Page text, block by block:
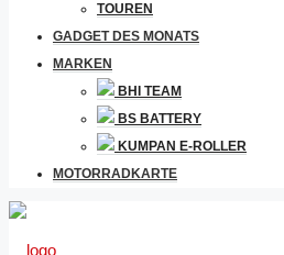
TOUREN
GADGET DES MONATS
MARKEN
BHI TEAM
BS BATTERY
KUMPAN E-ROLLER
MOTORRADKARTE